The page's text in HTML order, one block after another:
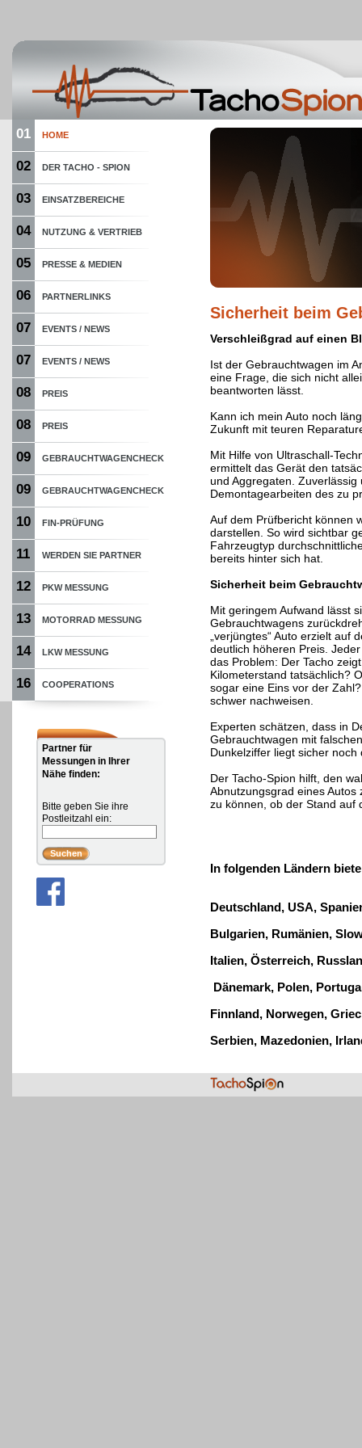
01 HOME
02 DER TACHO - SPION
03 EINSATZBEREICHE
04 NUTZUNG & VERTRIEB
05 PRESSE & MEDIEN
06 PARTNERLINKS
07 EVENTS / NEWS
07 EVENTS / NEWS
08 PREIS
08 PREIS
09 GEBRAUCHTWAGENCHECK
09 GEBRAUCHTWAGENCHECK
10 FIN-PRÜFUNG
11 WERDEN SIE PARTNER
12 PKW MESSUNG
13 MOTORRAD MESSUNG
14 LKW MESSUNG
16 COOPERATIONS
Partner für
Messungen in Ihrer
Nähe finden:
Bitte geben Sie ihre
Postleitzahl ein:
Sicherheit beim
Verschleißgrad auf einen
Ist der Gebrauchtwagen im
eine Frage, die sich nicht
beantworten lässt.
Kann ich mein Auto noch
Zukunft mit teuren
Mit Hilfe von Ultraschall-
ermittelt das Gerät den
und Aggregaten.
Demontagearbeiten des zu
Auf dem Prüfbericht können
darstellen. So wird sichtbar
Fahrzeugtyp
bereits hinter sich hat.
Sicherheit beim
Mit geringem Aufwand lässt
Gebrauchtwagens
„verjüngtes“ Auto erzielt auf
deutlich höheren Preis.
das Problem: Der Tacho
Kilometerstand tatsächlich?
sogar eine Eins vor der
schwer nachweisen.
Experten schätzen, dass in
Gebrauchtwagen mit
Dunkelziffer liegt sicher noch
Der Tacho-Spion hilft, den
Abnutzungsgrad eines
zu können, ob der Stand auf
In folgenden Ländern
Deutschland, USA,
Bulgarien, Rumänien,
Italien, Österreich,
Dänemark, Polen,
Finnland, Norwegen,
Serbien, Mazedonien,